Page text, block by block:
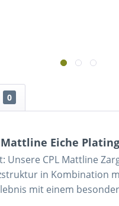
0
Eiche
CPL Mattline
in Kombination
mit einem